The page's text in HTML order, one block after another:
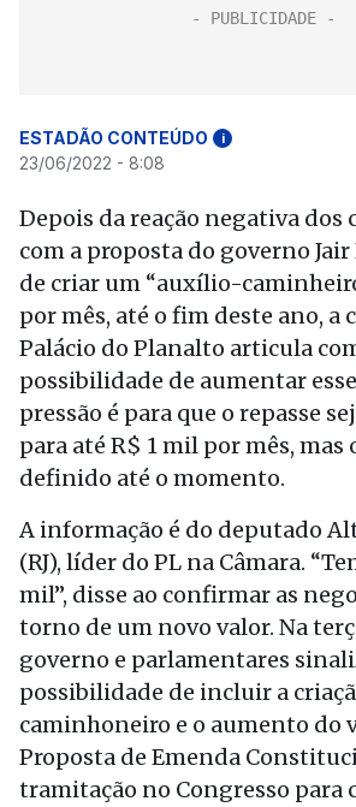
ESTADÃO CONTEÚDO i
23/06/2022 - 8:08
Depois da reação negativa dos
com a proposta do governo
de criar um “auxílio-
por mês, até o fim deste ano, a
Palácio do Planalto articula
possibilidade de aumentar
pressão é para que o repasse
para até R$ 1 mil por mês, mas
definido até o momento.
A informação é do deputado
(RJ), líder do PL na Câmara.
mil”, disse ao confirmar as
torno de um novo valor. Na
governo e parlamentares
possibilidade de incluir a
caminhoneiro e o aumento do
Proposta de Emenda
tramitação no Congresso para